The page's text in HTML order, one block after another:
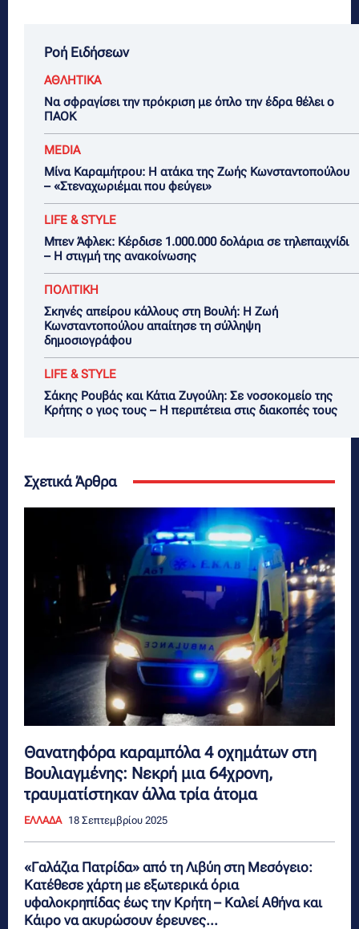
Ροή Ειδήσεων
ΑΘΛΗΤΙΚΑ
Να σφραγίσει την πρόκριση με όπλο την έδρα θέλει ο
ΠΑΟΚ
MEDIA
Μίνα Καραμήτρου: Η ατάκα της Ζωής Κωνσταντοπούλου
– «Στεναχωριέμαι που φεύγει»
LIFE & STYLE
Μπεν Άφλεκ: Κέρδισε 1.000.000 δολάρια σε τηλεπαιχνίδι
– Η στιγμή της ανακοίνωσης
ΠΟΛΙΤΙΚΗ
Σκηνές απείρου κάλλους στη Βουλή: Η Ζωή
Κωνσταντοπούλου απαίτησε τη σύλληψη
δημοσιογράφου
LIFE & STYLE
Σάκης Ρουβάς και Κάτια Ζυγούλη: Σε νοσοκομείο της
Κρήτης ο γιος τους – Η περιπέτεια στις διακοπές τους
Σχετικά Άρθρα
Θανατηφόρα καραμπόλα 4 οχημάτων στη
Βουλιαγμένης: Νεκρή μια 64χρονη,
τραυματίστηκαν άλλα τρία άτομα
ΕΛΛΑΔΑ 18 Σεπτεμβρίου 2025
«Γαλάζια Πατρίδα» από τη Λιβύη στη Μεσόγειο:
Κατέθεσε χάρτη με εξωτερικά όρια
υφαλοκρηπίδας έως την Κρήτη – Καλεί Αθήνα και
Κάιρο να ακυρώσουν έρευνες...